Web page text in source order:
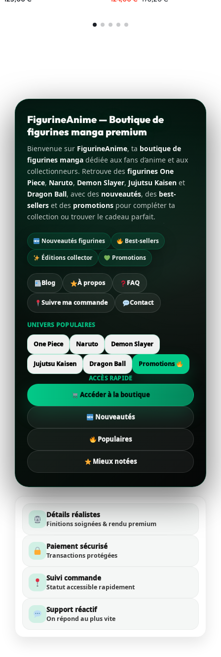
FigurineAnime — Boutique de
figurines manga premium
Bienvenue sur FigurineAnime, ta boutique de
figurines manga dédiée aux fans d’anime et aux
collectionneurs. Retrouve des figurines One
Piece, Naruto, Demon Slayer, Jujutsu Kaisen et
Dragon Ball, avec des nouveautés, des best-
sellers et des promotions pour compléter ta
collection ou trouver le cadeau parfait.
Nouveautés figurines
Best-sellers
Éditions collector
Promotions
Blog À propos FAQ
Suivre ma commande Contact
UNIVERS POPULAIRES
One Piece Naruto Demon Slayer
Jujutsu Kaisen Dragon Ball
Promotions
ACCÈS RAPIDE
Accéder à la boutique
Nouveautés
Populaires
Mieux notées
Détails réalistes
Finitions soignées & rendu premium
Paiement sécurisé
Transactions protégées
Suivi commande
Statut accessible rapidement
Support réactif
On répond au plus vite